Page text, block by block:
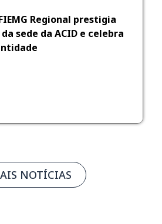
Regional prestigia
sede da ACID e celebra
NOTÍCIAS